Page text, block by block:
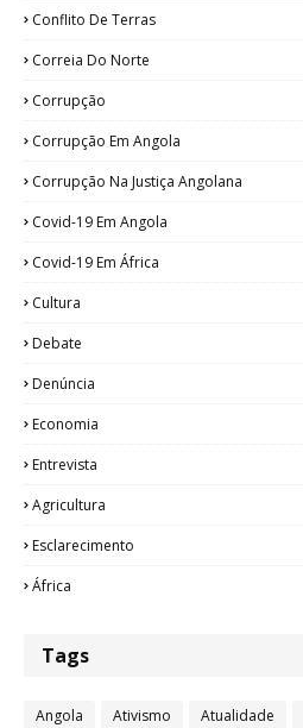
Conflito De Terras
Correia Do Norte
Corrupção
Corrupção Em Angola
Corrupção Na Justiça Angolana
Covid-19 Em Angola
Covid-19 Em África
Cultura
Debate
Denúncia
Economia
Entrevista
Agricultura
Esclarecimento
África
Tags
Angola Ativismo Atualidade